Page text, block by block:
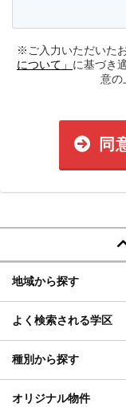
※ご入力いただいた
について」 に基づき
意の
同
地域から探す
よく検索される学区
種別から探す
オリジナル物件